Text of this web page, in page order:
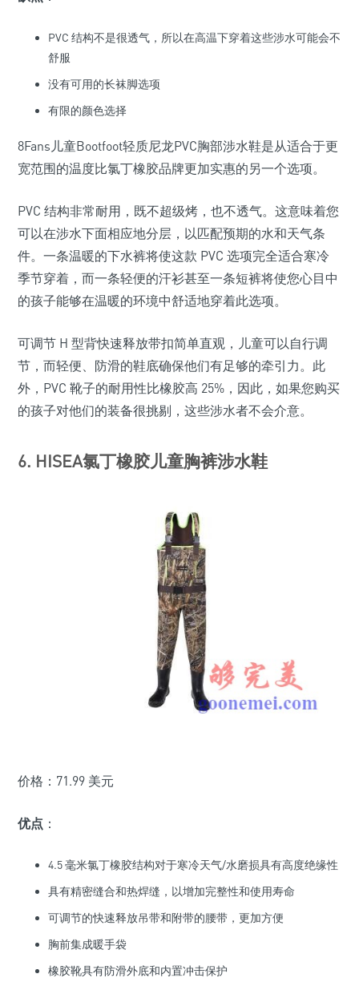
PVC 结构不是很透气，所以在高温下穿着这些涉水可能会不
舒服
没有可用的长袜脚选项
有限的颜色选择
8Fans儿童Bootfoot轻质尼龙PVC胸部涉水鞋是从适合于更
宽范围的温度比氯丁橡胶品牌更加实惠的另一个选项。
PVC 结构非常耐用，既不超级烤，也不透气。这意味着您
可以在涉水下面相应地分层，以匹配预期的水和天气条
件。一条温暖的下水裤将使这款 PVC 选项完全适合寒冷
季节穿着，而一条轻便的汗衫甚至一条短裤将使您心目中
的孩子能够在温暖的环境中舒适地穿着此选项。
可调节 H 型背快速释放带扣简单直观，儿童可以自行调
节，而轻便、防滑的鞋底确保他们有足够的牵引力。此
外，PVC 靴子的耐用性比橡胶高 25%，因此，如果您购买
的孩子对他们的装备很挑剔，这些涉水者不会介意。
6. HISEA氯丁橡胶儿童胸裤涉水鞋
价格：71.99 美元
优点 ：
4.5 毫米氯丁橡胶结构对于寒冷天气/水磨损具有高度绝缘性
具有精密缝合和热焊缝，以增加完整性和使用寿命
可调节的快速释放吊带和附带的腰带，更加方便
胸前集成暖手袋
橡胶靴具有防滑外底和内置冲击保护